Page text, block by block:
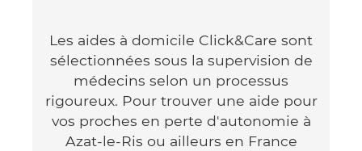
Les aides à domicile Click&Care sont
sélectionnées sous la supervision de
médecins selon un processus
rigoureux. Pour trouver une aide pour
vos proches en perte d'autonomie à
Azat-le-Ris ou ailleurs en France